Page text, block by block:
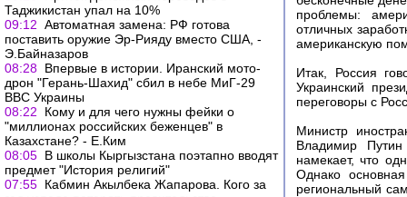
Таджикистан упал на 10%
09:12 Автоматная замена: РФ готова
поставить оружие Эр-Рияду вместо США, -
Э.Байназаров
08:28 Впервые в истории. Иранский мото-
дрон "Герань-Шахид" сбил в небе МиГ-29
ВВС Украины
08:22
Кому и для чего нужны фейки о
"миллионах российских беженцев" в
Казахстане? - Е.Ким
08:05 В школы Кыргызстана поэтапно вводят
предмет "История религий"
07:55 Кабмин Акылбека Жапарова. Кого за
проблемы:
отличных
американскую
Итак, Россия
Украинский
переговоры с
Министр
Владимир
намекает, что
Однако
региональный